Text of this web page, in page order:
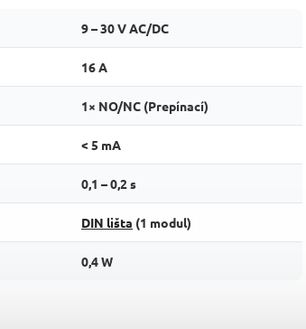
9 – 30 V AC/DC
16 A
1× NO/NC (Prepínací)
< 5 mA
0,1 – 0,2 s
DIN lišta (1 modul)
0,4 W